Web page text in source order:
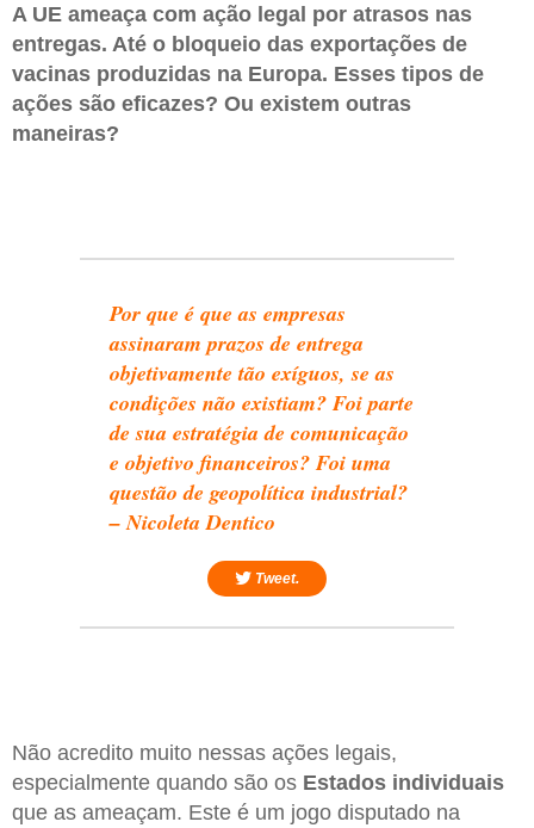
A UE ameaça com ação legal por atrasos nas
entregas. Até o bloqueio das exportações de
vacinas produzidas na Europa. Esses tipos de
ações são eficazes? Ou existem outras
maneiras?
Por que é que as empresas
assinaram prazos de entrega
objetivamente tão exíguos, se as
condições não existiam? Foi parte
de sua estratégia de comunicação
e objetivo financeiros? Foi uma
questão de geopolítica industrial?
– Nicoleta Dentico
Tweet.
Não acredito muito nessas ações legais,
especialmente quando são os Estados individuais
que as ameaçam. Este é um jogo disputado na